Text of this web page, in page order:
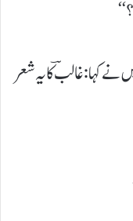
کہا: غالبؔ کا یہ شعر